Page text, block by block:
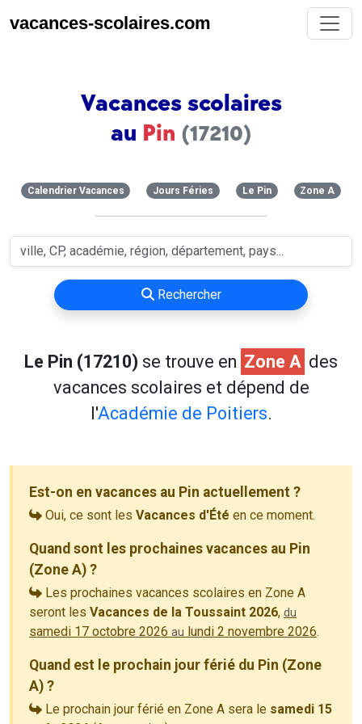
vacances-scolaires.com
Vacances scolaires
au Pin (17210)
Calendrier Vacances Jours Féries Le Pin Zone A
Rechercher
Le Pin (17210) se trouve en Zone A des
vacances scolaires et dépend de
l'Académie de Poitiers.
Est-on en vacances au Pin actuellement ?
Oui, ce sont les Vacances d'Été en ce moment.
Quand sont les prochaines vacances au Pin
(Zone A) ?
Les prochaines vacances scolaires en Zone A
seront les Vacances de la Toussaint 2026, du
samedi 17 octobre 2026 au lundi 2 novembre 2026.
Quand est le prochain jour férié du Pin (Zone
A) ?
Le prochain jour férié en Zone A sera le samedi 15